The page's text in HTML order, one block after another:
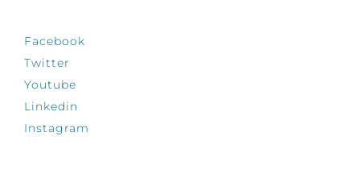
Facebook
Twitter
Youtube
Linkedin
Instagram